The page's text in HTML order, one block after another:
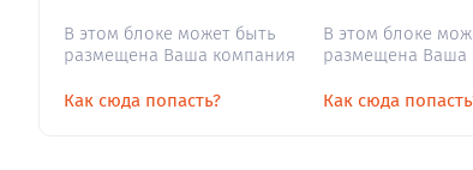
В этом блоке может быть
размещена Ваша компания
Как сюда попасть?
В этом блоке
размещена Ваша
Как сюда